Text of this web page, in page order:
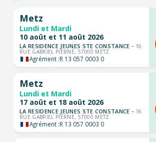
Metz
Lundi et Mardi
10 août et 11 août 2026
LA RESIDENCE JEUNES STE CONSTANCE - 16
RUE GABRIEL PIERNÉ, 57000 METZ
Agrément :R 13 057 0003 0
Metz
Lundi et Mardi
17 août et 18 août 2026
LA RESIDENCE JEUNES STE CONSTANCE - 16
RUE GABRIEL PIERNÉ, 57000 METZ
Agrément :R 13 057 0003 0